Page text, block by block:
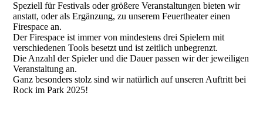
Speziell für Festivals oder größere Veranstaltungen bieten wir
anstatt, oder als Ergänzung, zu unserem Feuertheater einen
Firespace an.
Der Firespace ist immer von mindestens drei Spielern mit
verschiedenen Tools besetzt und ist zeitlich unbegrenzt.
Die Anzahl der Spieler und die Dauer passen wir der jeweiligen
Veranstaltung an.
Ganz besonders stolz sind wir natürlich auf unseren Auftritt bei
Rock im Park 2025!